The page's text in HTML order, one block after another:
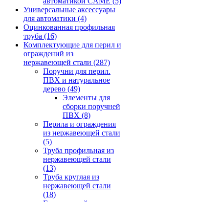
Универсальные аксессуары
для автоматики (4)
Оцинкованная профильная
труба (16)
Комплектующие для перил и
ограждений из
нержавеющей стали (287)
Поручни для перил.
ПВХ и натуральное
дерево (49)
Элементы для
сборки поручней
ПВХ (8)
Перила и ограждения
из нержавеющей стали
(5)
Труба профильная из
нержавеющей стали
(13)
Труба круглая из
нержавеющей стали
(18)